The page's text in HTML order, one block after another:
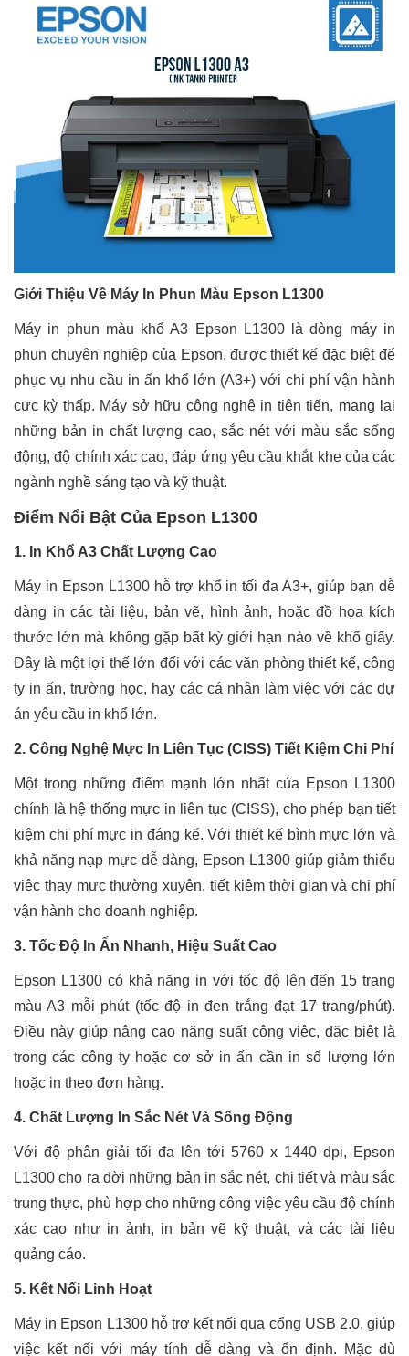
Giới Thiệu Về Máy In Phun Màu Epson L1300
Máy in phun màu khổ A3 Epson L1300 là dòng máy in
phun chuyên nghiệp của Epson, được thiết kế đặc biệt để
phục vụ nhu cầu in ấn khổ lớn (A3+) với chi phí vận hành
cực kỳ thấp. Máy sở hữu công nghệ in tiên tiến, mang lại
những bản in chất lượng cao, sắc nét với màu sắc sống
động, độ chính xác cao, đáp ứng yêu cầu khắt khe của các
ngành nghề sáng tạo và kỹ thuật.
Điểm Nổi Bật Của Epson L1300
1. In Khổ A3 Chất Lượng Cao
Máy in Epson L1300 hỗ trợ khổ in tối đa A3+, giúp bạn dễ
dàng in các tài liệu, bản vẽ, hình ảnh, hoặc đồ họa kích
thước lớn mà không gặp bất kỳ giới hạn nào về khổ giấy.
Đây là một lợi thế lớn đối với các văn phòng thiết kế, công
ty in ấn, trường học, hay các cá nhân làm việc với các dự
án yêu cầu in khổ lớn.
2. Công Nghệ Mực In Liên Tục (CISS) Tiết Kiệm Chi Phí
Một trong những điểm mạnh lớn nhất của Epson L1300
chính là hệ thống mực in liên tục (CISS), cho phép bạn tiết
kiệm chi phí mực in đáng kể. Với thiết kế bình mực lớn và
khả năng nạp mực dễ dàng, Epson L1300 giúp giảm thiểu
việc thay mực thường xuyên, tiết kiệm thời gian và chi phí
vận hành cho doanh nghiệp.
3. Tốc Độ In Ấn Nhanh, Hiệu Suất Cao
Epson L1300 có khả năng in với tốc độ lên đến 15 trang
màu A3 mỗi phút (tốc độ in đen trắng đạt 17 trang/phút).
Điều này giúp nâng cao năng suất công việc, đặc biệt là
trong các công ty hoặc cơ sở in ấn cần in số lượng lớn
hoặc in theo đơn hàng.
4. Chất Lượng In Sắc Nét Và Sống Động
Với độ phân giải tối đa lên tới 5760 x 1440 dpi, Epson
L1300 cho ra đời những bản in sắc nét, chi tiết và màu sắc
trung thực, phù hợp cho những công việc yêu cầu độ chính
xác cao như in ảnh, in bản vẽ kỹ thuật, và các tài liệu
quảng cáo.
5. Kết Nối Linh Hoạt
Máy in Epson L1300 hỗ trợ kết nối qua cổng USB 2.0, giúp
việc kết nối với máy tính dễ dàng và ổn định. Mặc dù